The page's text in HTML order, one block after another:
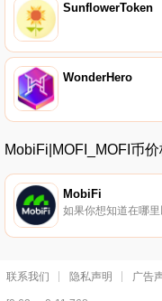
SunflowerToken
WonderHero
MobiFi|MOFI_MOFI币
MobiFi
联系我们 隐私声明 广告